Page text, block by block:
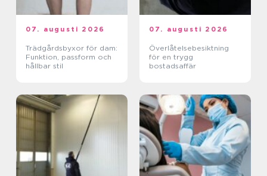
07. augusti 2026
Trädgårdsbyxor för dam:
Funktion, passform och
hållbar stil
07. augusti 2026
Överlåtelsebesiktning
för en trygg
bostadsaffär